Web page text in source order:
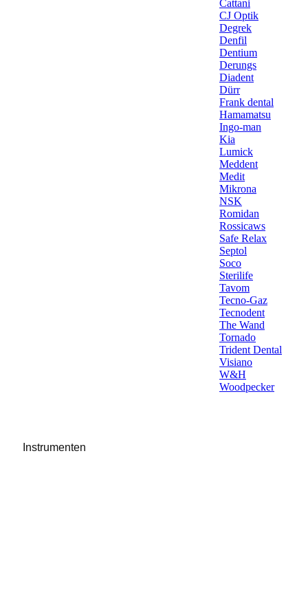
Cattani
CJ Optik
Degrek
Denfil
Dentium
Derungs
Diadent
Dürr
Frank dental
Hamamatsu
Ingo-man
Kia
Lumick
Meddent
Medit
Mikrona
NSK
Romidan
Rossicaws
Safe Relax
Septol
Soco
Sterilife
Tavom
Tecno-Gaz
Tecnodent
The Wand
Tornado
Trident Dental
Visiano
W&H
Woodpecker
Instrumenten